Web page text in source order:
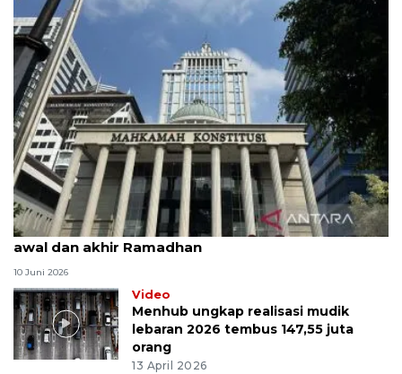
MK uji materi UU Peradilan Agama perihal isbat
awal dan akhir Ramadhan
10 Juni 2026
Video
Menhub ungkap realisasi mudik
lebaran 2026 tembus 147,55 juta
orang
13 April 2026